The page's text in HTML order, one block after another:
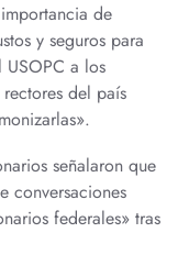
de
y seguros para
USOPC a los
del país
señalaron que
conversaciones
federales» tras